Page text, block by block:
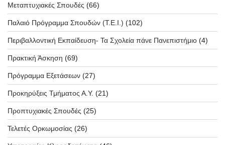
Μεταπτυχιακές Σπουδές (66)
Παλαιό Πρόγραμμα Σπουδών (T.E.I.) (102)
Περιβαλλοντική Εκπαίδευση- Τα Σχολεία πάνε Πανεπιστήμιο (4)
Πρακτική Άσκηση (69)
Πρόγραμμα Εξετάσεων (27)
Προκηρύξεις Τμήματος Α.Υ. (21)
Προπτυχιακές Σπουδές (25)
Τελετές Ορκωμοσίας (26)